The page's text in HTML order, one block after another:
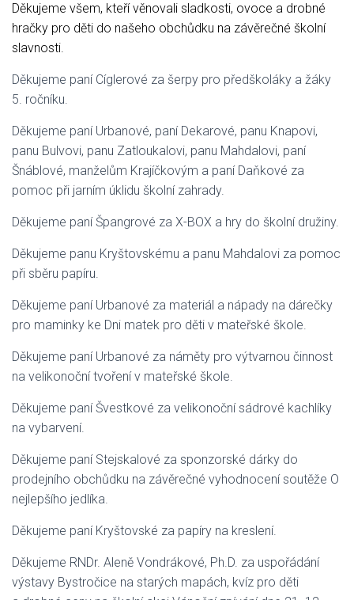
Děkujeme všem, kteří věnovali sladkosti, ovoce a drobné
hračky pro děti do našeho obchůdku na závěrečné školní
slavnosti.
Děkujeme paní Cíglerové za šerpy pro předškoláky a žáky
5. ročníku.
Děkujeme paní Urbanové, paní Dekarové, panu Knapovi,
panu Bulvovi, panu Zatloukalovi, panu Mahdalovi, paní
Šnáblové, manželům Krajíčkovým a paní Daňkové za
pomoc při jarním úklidu školní zahrady.
Děkujeme paní Špangrové za X-BOX a hry do školní družiny.
Děkujeme panu Kryštovskému a panu Mahdalovi za pomoc
při sběru papíru.
Děkujeme paní Urbanové za materiál a nápady na dárečky
pro maminky ke Dni matek pro děti v mateřské škole.
Děkujeme paní Urbanové za náměty pro výtvarnou činnost
na velikonoční tvoření v mateřské škole.
Děkujeme paní Švestkové za velikonoční sádrové kachlíky
na vybarvení.
Děkujeme paní Stejskalové za sponzorské dárky do
prodejního obchůdku na závěrečné vyhodnocení soutěže O
nejlepšího jedlíka.
Děkujeme paní Kryštovské za papíry na kreslení.
Děkujeme RNDr. Aleně Vondrákové, Ph.D. za uspořádání
výstavy Bystročice na starých mapách, kvíz pro děti